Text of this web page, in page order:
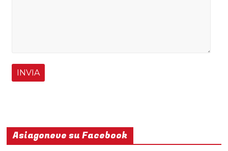
Asiagoneve su Facebook